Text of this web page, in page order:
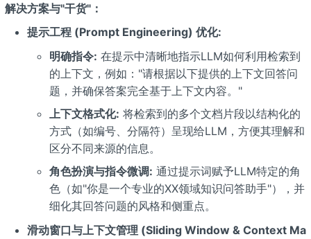
解决方案与"干货"：
提示工程 (Prompt Engineering) 优化:
明确指令: 在提示中清晰地指示LLM如何利用检索到
的上下文，例如："请根据以下提供的上下文回答问
题，并确保答案完全基于上下文内容。"
上下文格式化: 将检索到的多个文档片段以结构化的
方式（如编号、分隔符）呈现给LLM，方便其理解和
区分不同来源的信息。
角色扮演与指令微调: 通过提示词赋予LLM特定的角
色（如"你是一个专业的XX领域知识问答助手"），并
细化其回答问题的风格和侧重点。
滑动窗口与上下文管理 (Sliding Window & Context Ma